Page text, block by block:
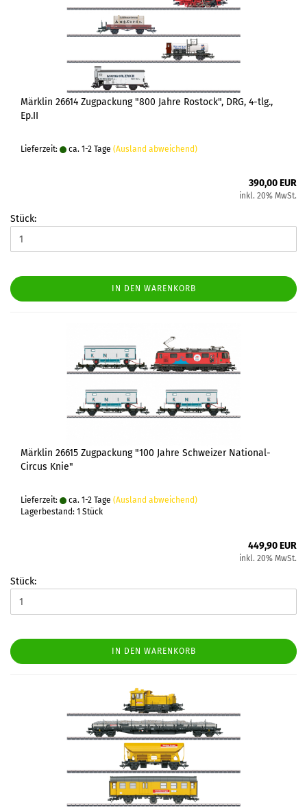
Märklin 26614 Zugpackung "800 Jahre Rostock", DRG, 4-tlg.,
Ep.II
Lieferzeit: ca. 1-2 Tage (Ausland abweichend)
390,00 EUR
inkl. 20% MwSt.
Stück:
IN DEN WARENKORB
Märklin 26615 Zugpackung "100 Jahre Schweizer National-
Circus Knie"
Lieferzeit: ca. 1-2 Tage (Ausland abweichend)
Lagerbestand: 1 Stück
449,90 EUR
inkl. 20% MwSt.
Stück:
IN DEN WARENKORB